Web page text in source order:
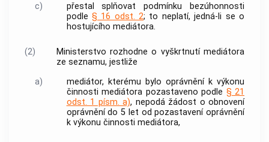
c) přestal splňovat podmínku
bezúhonnosti
podle § 16 odst. 2; to neplatí, jedná-li se o
hostujícího mediátora.
(2)
Ministerstvo rozhodne o vyškrtnutí mediátora
ze seznamu, jestliže
a)
mediátor, kterému bylo oprávnění k výkonu
činnosti mediátora pozastaveno podle § 21
odst. 1 písm. a), nepodá žádost o obnovení
oprávnění do 5 let od pozastavení oprávnění
k výkonu činnosti mediátora,